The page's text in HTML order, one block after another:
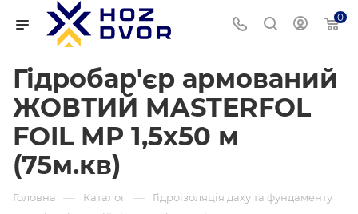
0
Гідробар'єр армований
ЖОВТИЙ MASTERFOL
FOIL MP 1,5х50 м
(75м.кв)
Головна — Каталог — Гідроізоляція даху та фундаменту